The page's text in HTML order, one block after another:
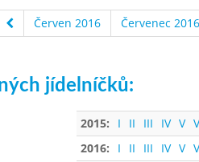
Červen 2016 Červenec 2016
jídelníčků:
2015: I II III IV V
2016:
I II III IV V